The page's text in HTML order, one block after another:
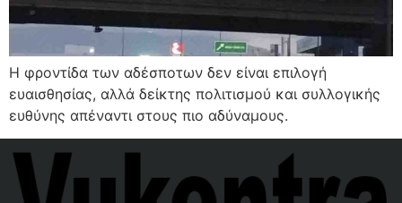
Η φροντίδα των αδέσποτων δεν είναι επιλογή
ευαισθησίας, αλλά δείκτης πολιτισμού και συλλογικής
ευθύνης απέναντι στους πιο αδύναμους.